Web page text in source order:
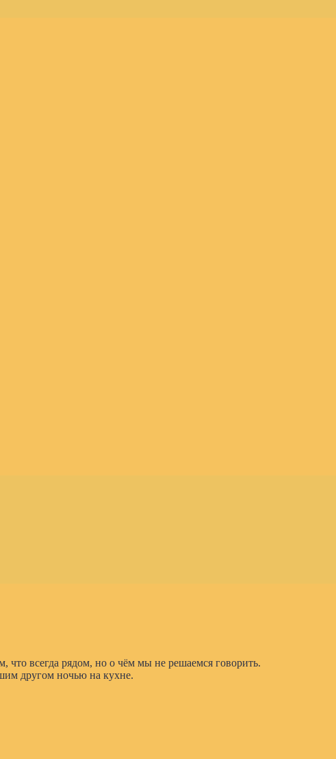
всегда рядом, но о чём мы не решаемся говорить.
другом ночью на кухне.